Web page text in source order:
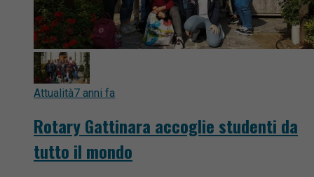
Attualità7 anni fa
Rotary Gattinara accoglie studenti da
tutto il mondo